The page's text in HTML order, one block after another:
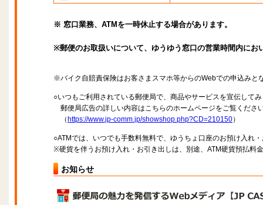
※ 窓口業務、ATMを一時休止する場合があります。
※郵便のお取扱いについて、ゆうゆう窓口の営業時間内に
※バイク自賠責保険はお客さまスマホ等からのWebでの申込みと
○いつもご利用されている郵便局で、商品やサービスを宣伝して
郵便局広告の詳しい内容はこちらのホームページをご覧くださ
（ https://www.jp-comm.jp/showshop.php?CD=210150）
○ATMでは、いつでも手数料無料で、ゆうちょ口座のお預け入れ
※硬貨を伴うお預け入れ・お引き出しは、別途、ATM硬貨預払料
お知らせ